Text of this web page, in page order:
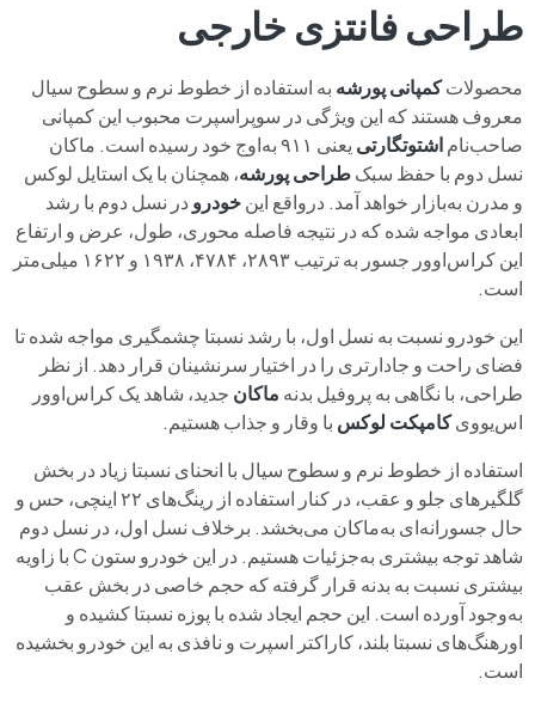
طراحی فانتزی خارجی
محصولاتکمپانی پورشه به‌ استفاده از خطوط نرم و سطوح سیال
معروف هستند که این ویژگی در سوپراسپرت محبوب این کمپانی
صاحب‌ناماشتوتگارتی
یعنی ۹۱۱ به‌اوج خود رسیده است. ماکان
نسل دوم با حفظ سبکطراحی پورشه، همچنان با یک استایل لوکس
‌و مدرن به‌بازار خواهد آمد. درواقع اینخودرو در نسل دوم با رشد
ابعادی مواجه شده که در نتیجه فاصله محوری، طول، عرض و ارتفاع
این کراس‌اوور جسور به‌ ترتیب ۲۸۹۳، ۴۷۸۴، ۱۹۳۸ و ۱۶۲۲ میلی‌متر
است.
این خودرو نسبت به‌ نسل اول، با رشد نسبتا چشمگیری مواجه شده تا
فضای راحت و جادارتری را در اختیار سرنشینان قرار دهد. از نظر
طراحی، با نگاهی به‌ پروفیل بدنه ماکان جدید، شاهد یک کراس‌اوور
اس‌یوویکامپکت لوکس با وقار و جذاب هستیم.
استفاده از خطوط نرم و سطوح سیال با انحنای نسبتا زیاد در بخش
گلگیرهای جلو و عقب، در کنار استفاده از رینگ‌های ۲۲ اینچی، حس و
حال جسورانه‌ای به‌ماکان می‌بخشد. برخلاف نسل اول، در نسل دوم
شاهد توجه بیشتری به‌جزئیات هستیم. در این خودرو ستون C با زاویه
بیشتری نسبت به‌ بدنه قرار گرفته که حجم خاصی در بخش عقب
به‌وجود آورده است. این حجم ایجاد شده با پوزه نسبتا کشیده و
اورهنگ‌های نسبتا بلند، کاراکتر اسپرت و نافذی به‌ این خودرو بخشیده
است.